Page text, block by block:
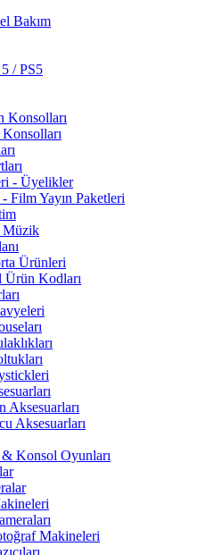
Bakım
/ PS5
Konsolları
- Üyelikler
Film Yayın Paketleri
Müzik
Ürünleri
Kodları
Aksesuarları
Aksesuarları
Konsol Oyunları
Makineleri